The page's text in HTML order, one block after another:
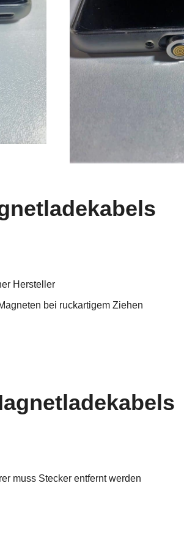
Hersteller
bei ruckartigem Ziehen
muss Stecker entfernt werden